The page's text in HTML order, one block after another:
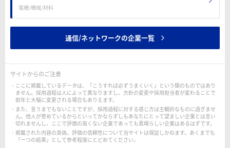
電機/機械/材料
通信/ネットワークの企業一覧
サイトからのご注意
ここに掲載しているデータは、「こうすれば必ずうまくいく」という類のものではあり
ません。採用過程は人によって異なりますし、方針の変更や採用担当者が変わることで
前年と大幅に変更される場合もありえます。
また、言うまでもないことですが、採用過程に対する感じ方は主観的なものに過ぎませ
ん。他人が誉めているからといってかならずしもあなたにとって望ましい企業とは言い
切れませんし、ここで評価の高くない企業であっても素晴らしい企業はあるはずです。
掲載された内容の真偽、評価の信頼性について当サイトは保証しかねます。あくまでも
「一つの結果」として参考程度にとどめてください。